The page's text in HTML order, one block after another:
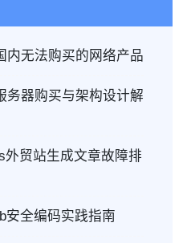
内无法购买的网络产品
务器购买与架构设计解
外贸站生成文章故障排
安全编码实践指南